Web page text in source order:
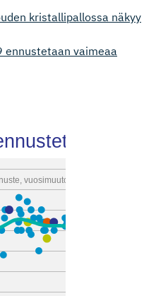
kristallipallossa näkyy
ennustetaan vaimeaa